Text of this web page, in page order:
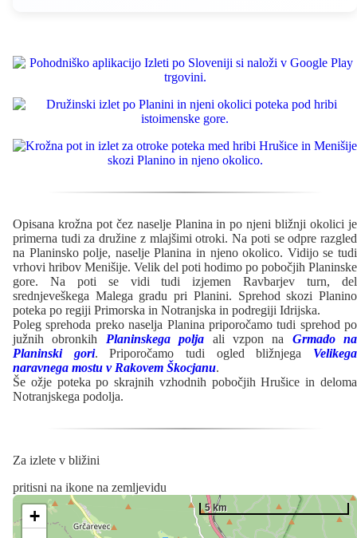
Opisana krožna pot čez naselje Planina in po njeni bližnji okolici je
primerna tudi za družine z mlajšimi otroki. Na poti se odpre razgled
na Planinsko polje, naselje Planina in njeno okolico. Vidijo se tudi
vrhovi hribov Menišije. Velik del poti hodimo po pobočjih Planinske
gore. Na poti se vidi tudi izjemen Ravbarjev turn, del
srednjeveškega Malega gradu pri Planini. Sprehod skozi Planino
poteka po regiji Primorska in Notranjska in podregiji Idrijska.
Poleg sprehoda preko naselja Planina priporočamo tudi sprehod po
južnih obronkih Planinskega polja ali vzpon na Grmado na
Planinski gori. Priporočamo tudi ogled bližnjega Velikega
naravnega mostu v Rakovem Škocjanu.
Še ožje poteka po skrajnih vzhodnih pobočjih Hrušice in deloma
Notranjskega podolja.
Za izlete v bližini
pritisni na ikone na zemljevidu
+
5 km